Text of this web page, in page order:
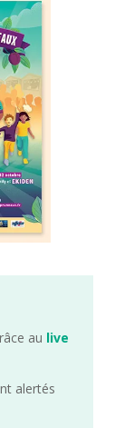
au live
alertés